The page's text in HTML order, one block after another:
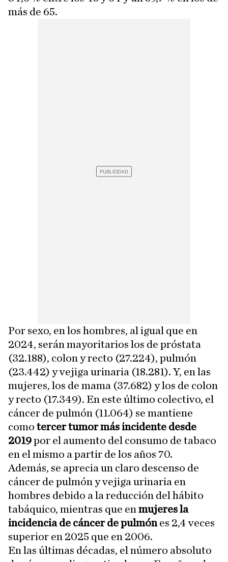
más de 65.
Por sexo, en los hombres, al igual que en
2024, serán mayoritarios los de próstata
(32.188), colon y recto (27.224), pulmón
(23.442) y vejiga urinaria (18.281). Y, en las
mujeres, los de mama (37.682) y los de colon
y recto (17.349). En este último colectivo, el
cáncer de pulmón (11.064) se mantiene
como tercer tumor más incidente desde
2019por el aumento del consumo de tabaco
en el mismo a partir de los años 70.
Además, se aprecia un claro descenso de
cáncer de pulmón y vejiga urinaria en
hombres debido a la reducción del hábito
tabáquico, mientras que en mujeres la
incidencia de cáncer de pulmónes 2,4 veces
superior en 2025 que en 2006.
En las últimas décadas, el número absoluto